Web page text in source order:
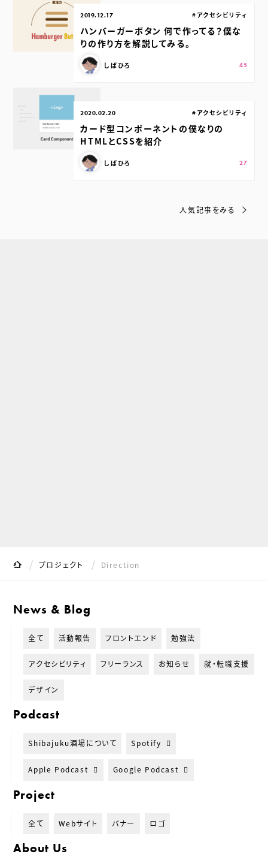
ハンバーガーボタン 何で作ってる？僕な
りの作り方を解説してみる。
公開日：
2019.12.17 カテゴリ：
#アクセシビリティ
この記事を書いた人：
しばひろ スキ：
45
カード型コンポーネントの僕なりの
HTMLとCSSを紹介
公開日：
2020.02.20 カテゴリ：
#アクセシビリティ
この記事を書いた人：
しばひろ スキ：
27Shares
人気記事をみる
サイト内の現在地
Shibajukuプロジェクト Direction
News & Blog
全て 活動報告 フロントエンド 勉強法
アクセシビリティ フリーランス お知らせ 就・転職支援
デザイン
Podcast
Shibajuku酒場について Spotify
Apple Podcast Google Podcast
Project
全て Webサイト バナー ロゴ
About Us